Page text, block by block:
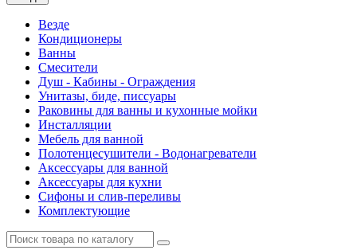
Везде
Кондиционеры
Ванны
Смесители
Душ - Кабины - Ограждения
Унитазы, биде, писсуары
Раковины для ванны и кухонные мойки
Инсталляции
Мебель для ванной
Полотенцесушители - Водонагреватели
Аксессуары для ванной
Аксессуары для кухни
Сифоны и слив-переливы
Комплектующие